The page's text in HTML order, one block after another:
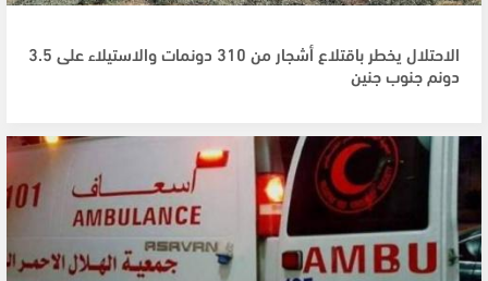
الاحتلال يخطر باقتلاع أشجار من 310 دونمات والاستيلاء على 3.5
دونم جنوب جنين